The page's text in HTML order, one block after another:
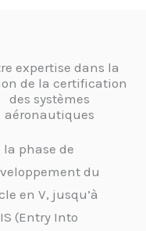
expertise dans la
de la certification
des systèmes
aéronautiques
la phase de
du
en V, jusqu’à
(Entry Into